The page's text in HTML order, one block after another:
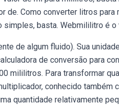
de. Como converter litros
basta. Webmililitro é
de algum fluido). Sua
de conversão para
mililitros. Para transformar
conhecido também
quantidade relativamente